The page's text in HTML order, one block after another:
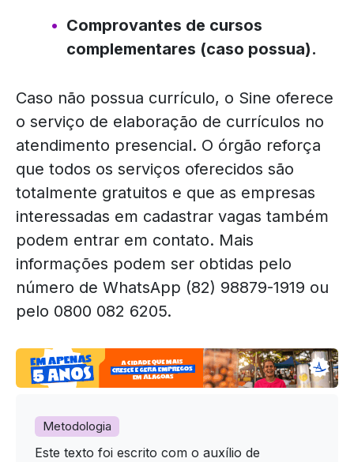
Comprovantes de cursos
complementares (caso possua).
Caso não possua currículo, o Sine oferece
o serviço de elaboração de currículos no
atendimento presencial. O órgão reforça
que todos os serviços oferecidos são
totalmente gratuitos e que as empresas
interessadas em cadastrar vagas também
podem entrar em contato. Mais
informações podem ser obtidas pelo
número de WhatsApp (82) 98879-1919 ou
pelo 0800 082 6205.
Metodologia
Este texto foi escrito com o auxílio de